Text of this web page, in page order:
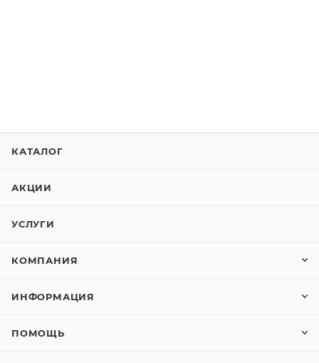
КАТАЛОГ
АКЦИИ
УСЛУГИ
КОМПАНИЯ
ИНФОРМАЦИЯ
ПОМОЩЬ